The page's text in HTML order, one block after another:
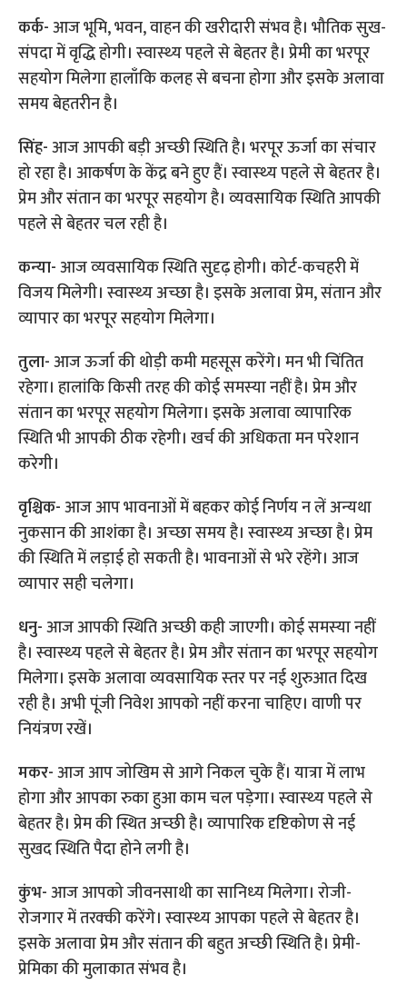
कर्क-आज भूमि, भवन, वाहन की खरीदारी संभव है। भौतिक सुख-
संपदा में वृद्ध‍ि होगी। स्‍वास्‍थ्‍य पहले से बेहतर है। प्रेमी का भरपूर
सहयोग मिलेगा हालाँकि कलह से बचना होगा और इसके अलावा
समय बेहतरीन है।
सिंह-आज आपकी बड़ी अच्‍छी स्थिति है। भरपूर ऊर्जा का संचार
हो रहा है। आकर्षण के केंद्र बने हुए हैं। स्‍वास्‍थ्‍य पहले से बेहतर है।
प्रेम और संतान का भरपूर सहयोग है। व्‍यवसायिक स्थिति आपकी
पहले से बेहतर चल रही है।
कन्‍या-आज व्‍यवसायिक स्थिति सुदृढ़ होगी। कोर्ट-कचहरी में
विजय मिलेगी। स्‍वास्‍थ्‍य अच्‍छा है। इसके अलावा प्रेम, संतान और
व्‍यापार का भरपूर सहयोग मिलेगा।
तुला-आज ऊर्जा की थोड़ी कमी महसूस करेंगे। मन भी चिंतित
रहेगा। हालांकि किसी तरह की कोई समस्‍या नहीं है। प्रेम और
संतान का भरपूर सहयोग मिलेगा। इसके अलावा व्‍यापारिक
स्थिति भी आपकी ठीक रहेगी। खर्च की अधिकता मन परेशान
करेगी।
वृश्चिक-आज आप भावनाओं में बहकर कोई निर्णय न लें अन्‍यथा
नुकसान की आशंका है। अच्‍छा समय है। स्‍वास्‍थ्‍य अच्‍छा है। प्रेम
की स्थिति में लड़ाई हो सकती है। भावनाओं से भरे रहेंगे। आज
व्‍यापार सही चलेगा।
धनु-आज आपकी स्थिति अच्‍छी कही जाएगी। कोई समस्‍या नहीं
है। स्‍वास्‍थ्‍य पहले से बेहतर है। प्रेम और संतान का भरपूर सहयोग
मिलेगा। इसके अलावा व्‍यवसायिक स्‍तर पर नई शुरुआत दिख
रही है। अभी पूंजी निवेश आपको नहीं करना चाहिए। वाणी पर
नियंत्रण रखें।
मकर-आज आप जोखिम से आगे निकल चुके हैं। यात्रा में लाभ
होगा और आपका रुका हुआ काम चल पड़ेगा। स्‍वास्‍थ्‍य पहले से
बेहतर है। प्रेम की स्थित अच्‍छी है। व्‍यापारिक दृष्टिकोण से नई
सुखद स्थिति पैदा होने लगी है।
कुंभ-आज आपको जीवनसाथी का सानिध्‍य मिलेगा। रोजी-
रोजगार में तरक्‍की करेंगे। स्‍वास्‍थ्‍य आपका पहले से बेहतर है।
इसके अलावा प्रेम और संतान की बहुत अच्‍छी स्थिति है। प्रेमी-
प्रेमिका की मुलाकात संभव है।